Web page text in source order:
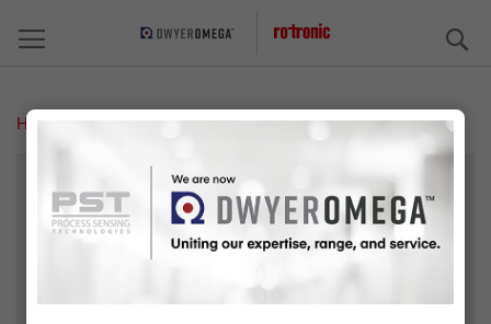
Home Store Locator
ADRESSEN
ÖFFNUNGSZEITEN